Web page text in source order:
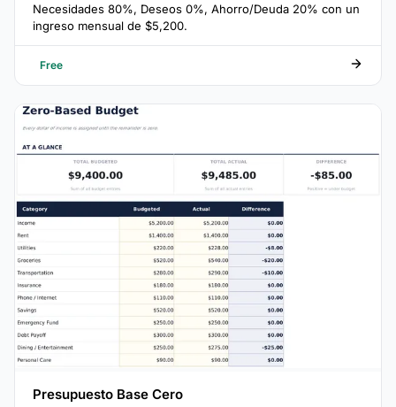
Necesidades 80%, Deseos 0%, Ahorro/Deuda 20% con un
ingreso mensual de $5,200.
Free
Presupuesto Base Cero